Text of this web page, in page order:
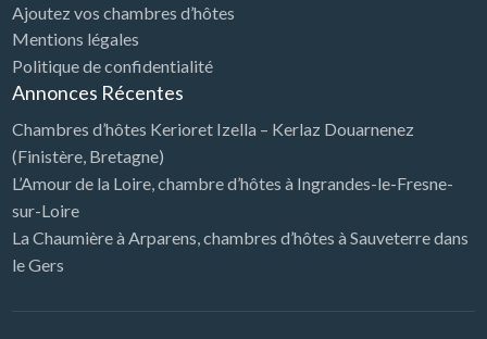
Ajoutez vos chambres d’hôtes
Mentions légales
Politique de confidentialité
Annonces Récentes
Chambres d’hôtes Kerioret Izella – Kerlaz Douarnenez
(Finistère, Bretagne)
L’Amour de la Loire, chambre d’hôtes à Ingrandes-le-Fresne-
sur-Loire
La Chaumière à Arparens, chambres d’hôtes à Sauveterre dans
le Gers